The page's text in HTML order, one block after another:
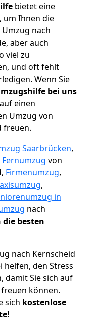
bietet eine
um Ihnen die
nach
aber auch
viel zu
und oft fehlt
Wenn Sie
bei uns
einen
Umzug von
freuen.
Saarbrücken,
Fernumzug von
Firmenumzug,
,
in
nach
besten
nach Kernscheid
helfen, den Stress
damit Sie sich auf
können.
sich kostenlose